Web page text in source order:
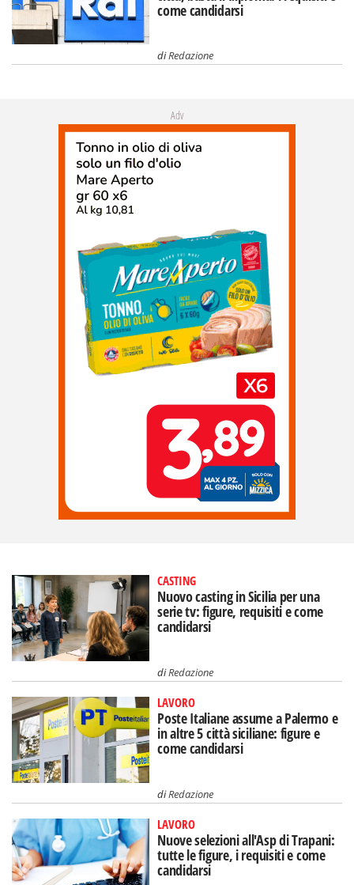
come candidarsi
diRedazione
Adv
CASTING
Nuovo casting in Sicilia per una
serie tv: figure, requisiti e come
candidarsi
diRedazione
LAVORO
Poste Italiane assume a Palermo e
in altre 5 città siciliane: figure e
come candidarsi
diRedazione
LAVORO
Nuove selezioni all'Asp di Trapani:
tutte le figure, i requisiti e come
candidarsi